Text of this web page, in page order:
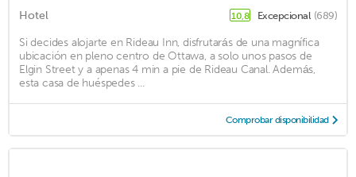
Hotel 10,8 Excepcional (689)
Si decides alojarte en Rideau Inn, disfrutarás de una magnífica
ubicación en pleno centro de Ottawa, a solo unos pasos de
Elgin Street y a apenas 4 min a pie de Rideau Canal. Además,
esta casa de huéspedes ...
Comprobar disponibilidad